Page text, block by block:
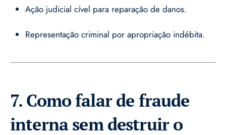
Ação judicial cível para reparação de danos.
Representação criminal por apropriação indébita.
7. Como falar de fraude
interna sem destruir o